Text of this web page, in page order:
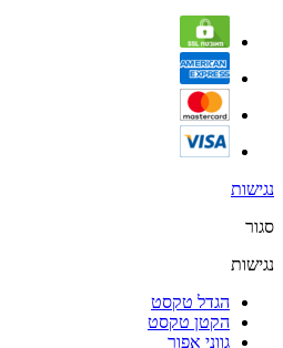
נגישות
סגור
נגישות
הגדל טקסט
הקטן טקסט
גווני אפור